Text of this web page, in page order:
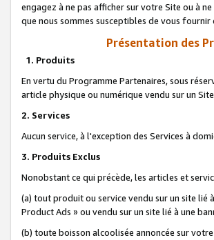
engagez à ne pas afficher sur votre Site ou à
que nous sommes susceptibles de vous
Présentation des
1. Produits
En vertu du Programme Partenaires, sous
article physique ou numérique vendu sur un
2. Services
Aucun service, à l'exception des Services à
3. Produits Exclus
Nonobstant ce qui précède, les articles et
(a) tout produit ou service vendu sur un site lié
Product Ads » ou vendu sur un site lié à une
(b) toute boisson alcoolisée annoncée sur